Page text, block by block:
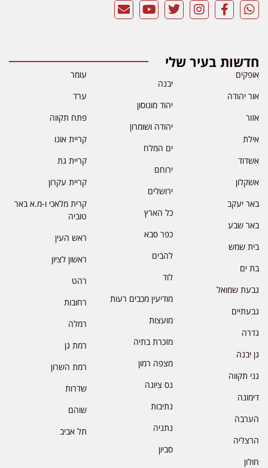
חדשות בעיר שלי
אופקים
אור יהודה
אזור
אילת
אשדוד
אשקלון
באר יעקב
באר שבע
בית שמש
בת ים
גבעת שמואל
גבעתיים
גדרה
גן יבנה
גני תקווה
דימונה
הערבה
הרצליה
חולון
יבנה
יהוד מונוסון
יהודה ושומרון
ים המלח
ירוחם
ירושלים
כל הארץ
כפר סבא
להבים
לוד
מודיעין מכבים רעות
מועצות
מזכרת בתיה
מצפה רמון
נס ציונה
נתיבות
נתניה
סביון
עומר
ערד
פתח תקווה
קריית אונו
קריית גת
קריית עקרון
קרית מלאכי ו-מ.א באר
טוביה
ראש העין
ראשון לציון
רהט
רחובות
רמלה
רמת גן
רמת השרון
שדרות
שוהם
תל אביב